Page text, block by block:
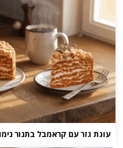
עוגת גזר עם קראמבל בתנור